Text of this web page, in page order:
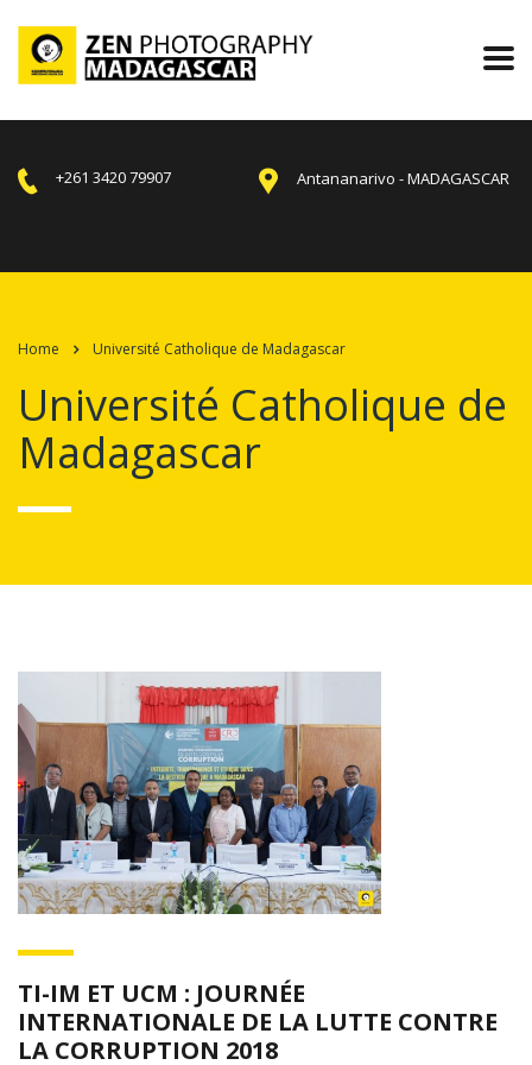
+261 3420 79907 Antananarivo - MADAGASCAR
Home Université Catholique de Madagascar
Université Catholique de
Madagascar
TI-IM ET UCM : JOURNÉE
INTERNATIONALE DE LA LUTTE CONTRE
LA CORRUPTION 2018